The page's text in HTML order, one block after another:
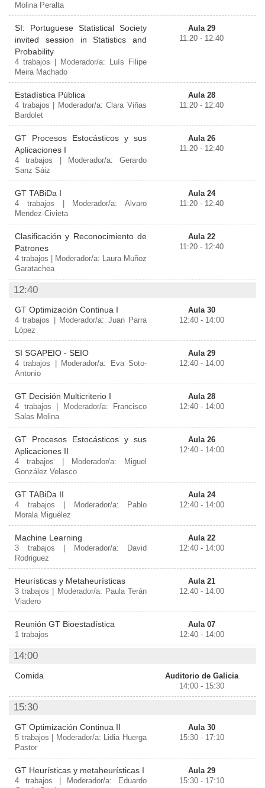
Molina Peralta
SI: Portuguese Statistical Society
invited session in Statistics and
Probability
4 trabajos | Moderador/a: Luís Filipe
Meira Machado
Aula 29
11:20 - 12:40
Estadística Pública
4 trabajos | Moderador/a: Clara Viñas
Bardolet
Aula 28
11:20 - 12:40
GT Procesos Estocásticos y sus
Aplicaciones I
4 trabajos | Moderador/a: Gerardo
Sanz Sáiz
Aula 26
11:20 - 12:40
GT TABiDa I
4 trabajos | Moderador/a: Alvaro
Mendez-Civieta
Aula 24
11:20 - 12:40
Clasificación y Reconocimiento de
Patrones
4 trabajos | Moderador/a: Laura Muñoz
Garatachea
Aula 22
11:20 - 12:40
12:40
GT Optimización Continua I
4 trabajos | Moderador/a: Juan Parra
López
Aula 30
12:40 - 14:00
SI SGAPEIO - SEIO
4 trabajos | Moderador/a: Eva Soto-
Antonio
Aula 29
12:40 - 14:00
GT Decisión Multicriterio I
4 trabajos | Moderador/a: Francisco
Salas Molina
Aula 28
12:40 - 14:00
GT Procesos Estocásticos y sus
Aplicaciones II
4 trabajos | Moderador/a: Miguel
González Velasco
Aula 26
12:40 - 14:00
GT TABiDa II
4 trabajos | Moderador/a: Pablo
Morala Miguélez
Aula 24
12:40 - 14:00
Machine Learning
3 trabajos | Moderador/a: David
Rodriguez
Aula 22
12:40 - 14:00
Heurísticas y Metaheurísticas
3 trabajos | Moderador/a: Paula Terán
Viadero
Aula 21
12:40 - 14:00
Reunión GT Bioestadística
1 trabajos
Aula 07
12:40 - 14:00
14:00
Comida
Auditorio de Galicia
14:00 - 15:30
15:30
GT Optimización Continua II
5 trabajos | Moderador/a: Lidia Huerga
Pastor
Aula 30
15:30 - 17:10
GT Heurísticas y metaheurísticas I
4 trabajos | Moderador/a: Eduardo
Aula 29
15:30 - 17:10